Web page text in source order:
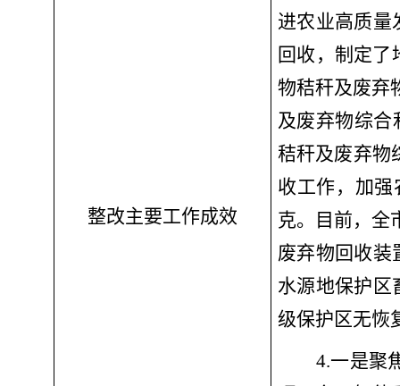
整改主要工作成效
进农业高质量
回收，制定
物秸秆及废弃
及废弃物综合
秸秆及废弃物
收工作，加强
克。目前，全
废弃物回收装
水源地保护区
级保护区无恢
4.一是聚